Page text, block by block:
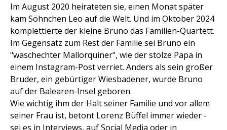
Im August 2020 heirateten sie, einen Monat später
kam Söhnchen Leo auf die Welt. Und im Oktober 2024
komplettierte der kleine Bruno das Familien-Quartett.
Im Gegensatz zum Rest der Familie sei Bruno ein
"waschechter Mallorquiner", wie der stolze Papa in
einem Instagram-Post verriet. Anders als sein großer
Bruder, ein gebürtiger Wiesbadener, wurde Bruno
auf der Balearen-Insel geboren.
Wie wichtig ihm der Halt seiner Familie und vor allem
seiner Frau ist, betont Lorenz Büffel immer wieder -
sei es in Interviews, auf Social Media oder in